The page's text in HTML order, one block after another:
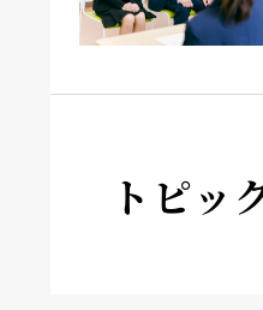
トピッ